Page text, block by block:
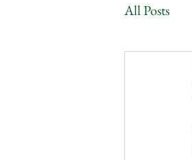
All Posts